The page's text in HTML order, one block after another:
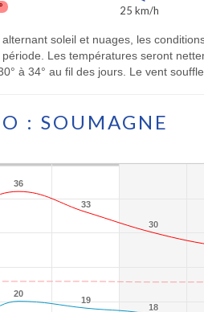
25 km/h
soleil et nuages, les
Les températures seront
à 34° au fil des jours. Le vent
: SOUMAGNE
36
36
33
33
30
30
20
20
19
19
18
18